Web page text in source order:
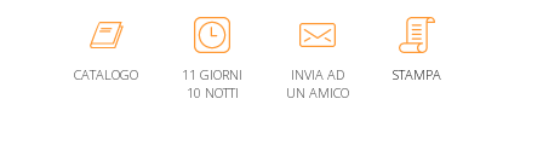
CATALOGO
11 GIORNI
10 NOTTI
INVIA AD
UN AMICO
STAMPA